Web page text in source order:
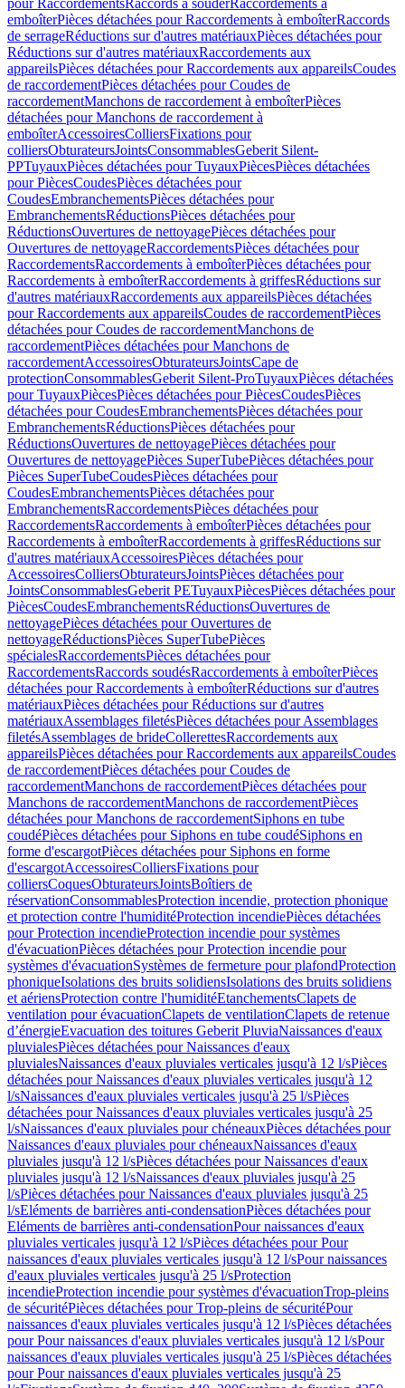
pour RaccordementsRaccords à souderRaccordements à
emboîterPièces détachées pour Raccordements à emboîterRaccords
de serrageRéductions sur d'autres matériauxPièces détachées pour
Réductions sur d'autres matériauxRaccordements aux
appareilsPièces détachées pour Raccordements aux appareilsCoudes
de raccordementPièces détachées pour Coudes de
raccordementManchons de raccordement à emboîterPièces
détachées pour Manchons de raccordement à
emboîterAccessoiresColliersFixations pour
colliersObturateursJointsConsommablesGeberit Silent-
PPTuyauxPièces détachées pour TuyauxPiècesPièces détachées
pour PiècesCoudesPièces détachées pour
CoudesEmbranchementsPièces détachées pour
EmbranchementsRéductionsPièces détachées pour
RéductionsOuvertures de nettoyagePièces détachées pour
Ouvertures de nettoyageRaccordementsPièces détachées pour
RaccordementsRaccordements à emboîterPièces détachées pour
Raccordements à emboîterRaccordements à griffesRéductions sur
d'autres matériauxRaccordements aux appareilsPièces détachées
pour Raccordements aux appareilsCoudes de raccordementPièces
détachées pour Coudes de raccordementManchons de
raccordementPièces détachées pour Manchons de
raccordementAccessoiresObturateursJointsCape de
protectionConsommablesGeberit Silent-ProTuyauxPièces détachées
pour TuyauxPiècesPièces détachées pour PiècesCoudesPièces
détachées pour CoudesEmbranchementsPièces détachées pour
EmbranchementsRéductionsPièces détachées pour
RéductionsOuvertures de nettoyagePièces détachées pour
Ouvertures de nettoyagePièces SuperTubePièces détachées pour
Pièces SuperTubeCoudesPièces détachées pour
CoudesEmbranchementsPièces détachées pour
EmbranchementsRaccordementsPièces détachées pour
RaccordementsRaccordements à emboîterPièces détachées pour
Raccordements à emboîterRaccordements à griffesRéductions sur
d'autres matériauxAccessoiresPièces détachées pour
AccessoiresColliersObturateursJointsPièces détachées pour
JointsConsommablesGeberit PETuyauxPiècesPièces détachées pour
PiècesCoudesEmbranchementsRéductionsOuvertures de
nettoyagePièces détachées pour Ouvertures de
nettoyageRéductionsPièces SuperTubePièces
spécialesRaccordementsPièces détachées pour
RaccordementsRaccords soudésRaccordements à emboîterPièces
détachées pour Raccordements à emboîterRéductions sur d'autres
matériauxPièces détachées pour Réductions sur d'autres
matériauxAssemblages filetésPièces détachées pour Assemblages
filetésAssemblages de brideCollerettesRaccordements aux
appareilsPièces détachées pour Raccordements aux appareilsCoudes
de raccordementPièces détachées pour Coudes de
raccordementManchons de raccordementPièces détachées pour
Manchons de raccordementManchons de raccordementPièces
détachées pour Manchons de raccordementSiphons en tube
coudéPièces détachées pour Siphons en tube coudéSiphons en
forme d'escargotPièces détachées pour Siphons en forme
d'escargotAccessoiresColliersFixations pour
colliersCoquesObturateursJointsBoîtiers de
réservationConsommablesProtection incendie, protection phonique
et protection contre l'humiditéProtection incendiePièces détachées
pour Protection incendieProtection incendie pour systèmes
d'évacuationPièces détachées pour Protection incendie pour
systèmes d'évacuationSystèmes de fermeture pour plafondProtection
phoniqueIsolations des bruits solidiensIsolations des bruits solidiens
et aériensProtection contre l'humiditéEtanchementsClapets de
ventilation pour évacuationClapets de ventilationClapets de retenue
d’énergieEvacuation des toitures Geberit PluviaNaissances d'eaux
pluvialesPièces détachées pour Naissances d'eaux
pluvialesNaissances d'eaux pluviales verticales jusqu'à 12 l/sPièces
détachées pour Naissances d'eaux pluviales verticales jusqu'à 12
l/sNaissances d'eaux pluviales verticales jusqu'à 25 l/sPièces
détachées pour Naissances d'eaux pluviales verticales jusqu'à 25
l/sNaissances d'eaux pluviales pour chéneauxPièces détachées pour
Naissances d'eaux pluviales pour chéneauxNaissances d'eaux
pluviales jusqu'à 12 l/sPièces détachées pour Naissances d'eaux
pluviales jusqu'à 12 l/sNaissances d'eaux pluviales jusqu'à 25
l/sPièces détachées pour Naissances d'eaux pluviales jusqu'à 25
l/sEléments de barrières anti-condensationPièces détachées pour
Eléments de barrières anti-condensationPour naissances d'eaux
pluviales verticales jusqu'à 12 l/sPièces détachées pour Pour
naissances d'eaux pluviales verticales jusqu'à 12 l/sPour naissances
d'eaux pluviales verticales jusqu'à 25 l/sProtection
incendieProtection incendie pour systèmes d'évacuationTrop-pleins
de sécuritéPièces détachées pour Trop-pleins de sécuritéPour
naissances d'eaux pluviales verticales jusqu'à 12 l/sPièces détachées
pour Pour naissances d'eaux pluviales verticales jusqu'à 12 l/sPour
naissances d'eaux pluviales verticales jusqu'à 25 l/sPièces détachées
pour Pour naissances d'eaux pluviales verticales jusqu'à 25